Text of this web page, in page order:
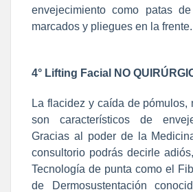
envejecimiento como patas
marcados y pliegues en la frente.
4° Lifting Facial NO
La flacidez y caída de pómulos,
son característicos de
Gracias al poder de la
consultorio podrás decirle
Tecnología de punta como el
de Dermosustentación